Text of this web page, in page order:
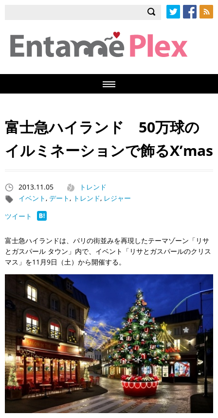
富士急ハイランド 50万球の
イルミネーションで飾るX’mas
2013.11.05
トレンド
イベント, デート, トレンド, レジャー
ツイート
富士急ハイランドは、パリの街並みを再現したテーマゾーン「リサ
とガスパール タウン」内で、イベント「リサとガスパールのクリス
マス」を11月9日（土）から開催する。